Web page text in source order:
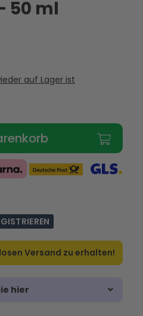
50 ml
auf Lager ist
Versand zu erhalten!
hier